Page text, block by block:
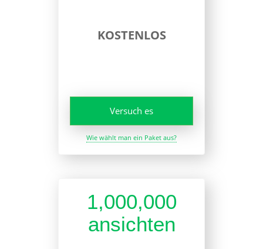
KOSTENLOS
Versuch es
Wie wählt man ein Paket aus?
1,000,000
ansichten